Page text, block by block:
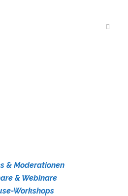
& Moderationen
& Webinare
Workshops